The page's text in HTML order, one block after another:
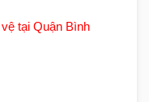
tại Quận Bình